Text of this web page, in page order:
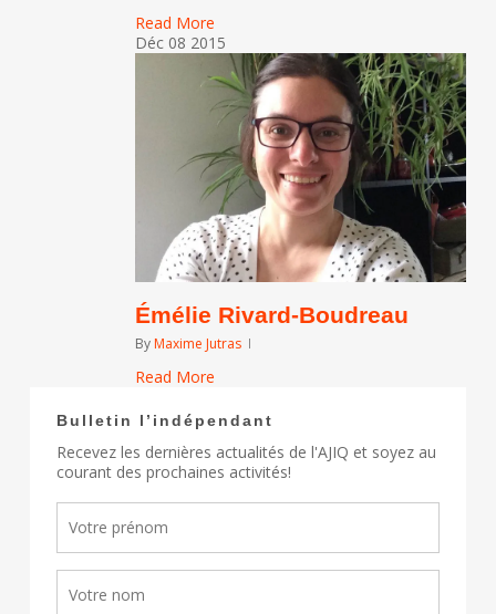
Read More
Déc 08 2015
Émélie Rivard-Boudreau
ByMaxime Jutras
Read More
Bulletin l’indépendant
Recevez les dernières actualités de l'AJIQ et soyez au
courant des prochaines activités!